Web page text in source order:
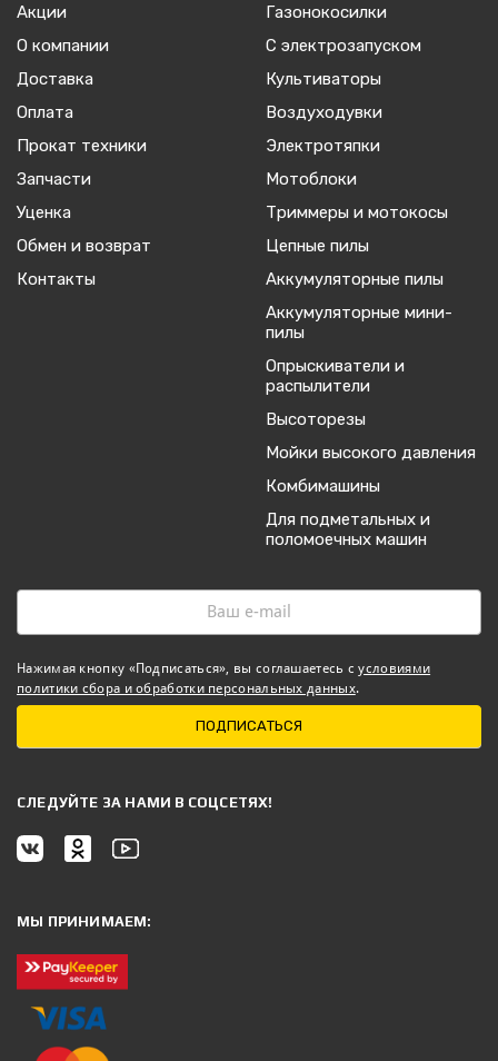
Акции
О компании
Доставка
Оплата
Прокат техники
Запчасти
Уценка
Обмен и возврат
Контакты
Газонокосилки
С электрозапуском
Культиваторы
Воздуходувки
Электротяпки
Мотоблоки
Триммеры и мотокосы
Цепные пилы
Аккумуляторные пилы
Аккумуляторные мини-
пилы
Опрыскиватели и
распылители
Высоторезы
Мойки высокого давления
Комбимашины
Для подметальных и
поломоечных машин
Нажимая кнопку «Подписаться», вы соглашаетесь сусловиями
политики сбора и обработки персональных данных.
ПОДПИСАТЬСЯ
CЛЕДУЙТЕ ЗА НАМИ В СОЦСЕТЯХ!
МЫ ПРИНИМАЕМ: